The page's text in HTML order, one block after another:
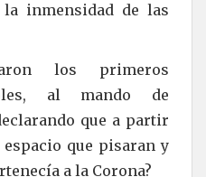
inmensidad de las
los primeros
al mando de
que a partir
que pisaran y
a la Corona?